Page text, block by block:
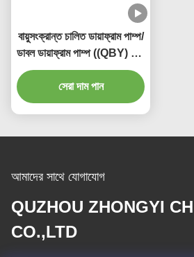
বায়ুসংক্রান্ত চালিত ডায়াফ্রাম পাম্প/
ডাবল ডায়াফ্রাম পাম্প ((QBY) উচ্চ
স্তন্যপান মাথা
সেরা দাম পান
আমাদের সাথে যোগাযোগ
QUZHOU ZHONGYI
CO.,LTD